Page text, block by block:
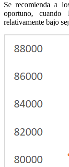
Se recomienda a
oportuno,
relativamente bajo